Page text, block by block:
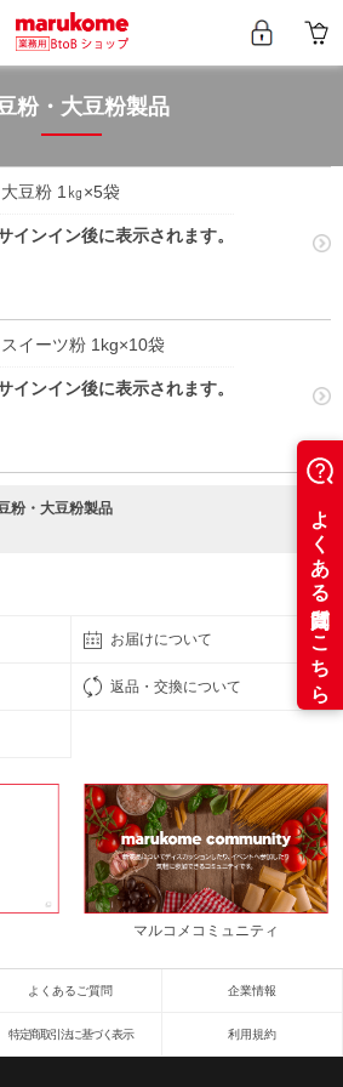
粉・大豆粉製品
豆粉 1㎏×5袋
インイン後に表示されます。
イーツ粉 1kg×10袋
インイン後に表示されます。
粉・大豆粉製品
お届けについて
返品・交換について
マルコメコミュニティ
よくあるご質問 企業情報
特定商取引法に基づく表示 利用規約